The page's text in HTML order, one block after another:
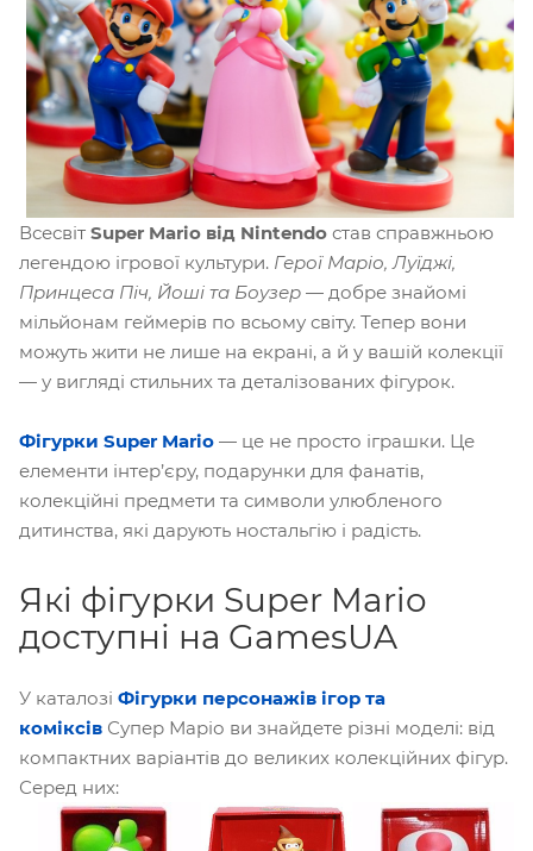
Всесвіт Super Mario від Nintendo став справжньою
легендою ігрової культури. Герої Маріо, Луїджі,
Принцеса Піч, Йоші та Боузер — добре знайомі
мільйонам геймерів по всьому світу. Тепер вони
можуть жити не лише на екрані, а й у вашій колекції
— у вигляді стильних та деталізованих фігурок.
Фігурки Super Mario — це не просто іграшки. Це
елементи інтер’єру, подарунки для фанатів,
колекційні предмети та символи улюбленого
дитинства, які дарують ностальгію і радість.
Які фігурки Super Mario
доступні на GamesUA
У каталозі Фігурки персонажів ігор та
коміксів Супер Маріо ви знайдете різні моделі: від
компактних варіантів до великих колекційних фігур.
Серед них: